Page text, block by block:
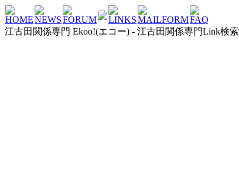
HOMENEWSFORUM LINKSMAILFORMFAQ
江古田関係専門 Ekoo!(エコー) - 江古田関係専門Link検索